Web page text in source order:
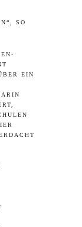
SO
EIN